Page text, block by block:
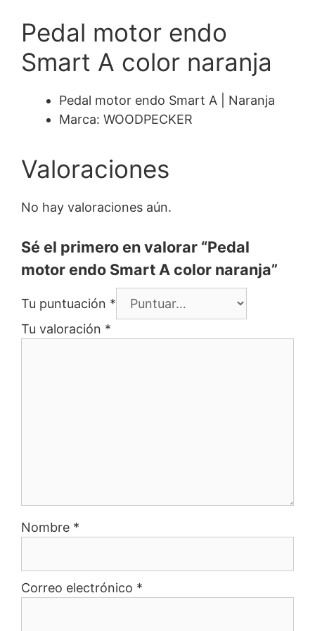
Pedal motor endo
Smart A color naranja
Pedal motor endo Smart A | Naranja
Marca: WOODPECKER
Valoraciones
No hay valoraciones aún.
Sé el primero en valorar “Pedal
motor endo Smart A color naranja”
Tu puntuación *
Tu valoración *
Nombre *
Correo electrónico *